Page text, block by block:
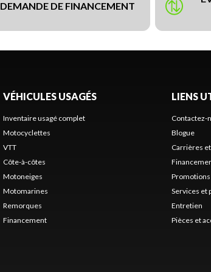
DEMANDE DE FINANCEMENT
VÉHICULES USAGÉS
Inventaire usagé complet
Motocyclettes
VTT
Côte-à-côtes
Motoneiges
Motomarines
Remorques
Financement
LIENS
Contactez-
Blogue
Carrières
Promotions
Services et
Entretien
Pièces et